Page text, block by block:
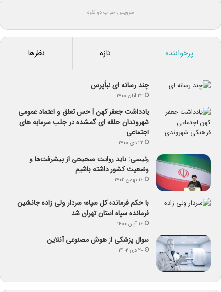
سرویس خواب دو نفره
پرخواننده تازه نظرها
چند رسانه ای نبأپرس
۲۳ آبان ۱۴۰۰
یادداشت جعفر کهن | حس تعلق و اعتماد عمومی
شهروندان حلقه ای گمشده در جلب سرمایه های
اجتماعی
۲۲ دی ۱۴۰۰
رئیسی: باید روایت صحیحی از پیشرفت‌ها و
وضعیت کشور داشته باشیم
۱۶ بهمن ۱۴۰۲
با حکم فرمانده کل سپاه؛ سردار ولی زاده جانشین
فرمانده سپاه استان تهران شد
۱۶ آبان ۱۴۰۰
سوال پزشکی از هوش مصنوعی آنلاین
۲۰ دی ۱۴۰۲